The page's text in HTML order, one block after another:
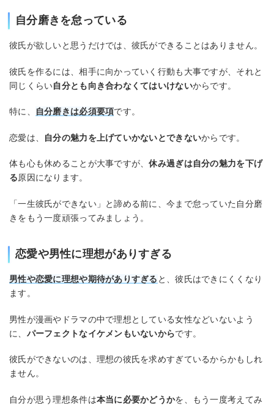
自分磨きを怠っている
彼氏が欲しいと思うだけでは、彼氏ができることはありません。
彼氏を作るには、相手に向かっていく行動も大事ですが、それと
同じくらい自分とも向き合わなくてはいけないからです。
特に、 自分磨きは必須要項です。
恋愛は、 自分の魅力を上げていかないとできないからです。
体も心も休めることが大事ですが、休み過ぎは自分の魅力を下げ
る原因になります。
「一生彼氏ができない」と諦める前に、今まで怠っていた自分磨
きをもう一度頑張ってみましょう。
恋愛や男性に理想がありすぎる
男性や恋愛に理想や期待がありすぎる と、彼氏はできにくくなり
ます。
男性が漫画やドラマの中で理想としている女性などいないよう
に、 パーフェクトなイケメンもいないからです。
彼氏ができないのは、理想の彼氏を求めすぎているからかもしれ
ません。
自分が思う理想条件は本当に必要かどうかを、もう一度考えてみ